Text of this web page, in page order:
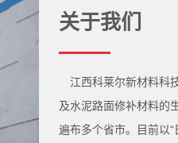
关于我们
江西科莱尔新材料科
及水泥路面修补材料的
遍布多个省市。目前以